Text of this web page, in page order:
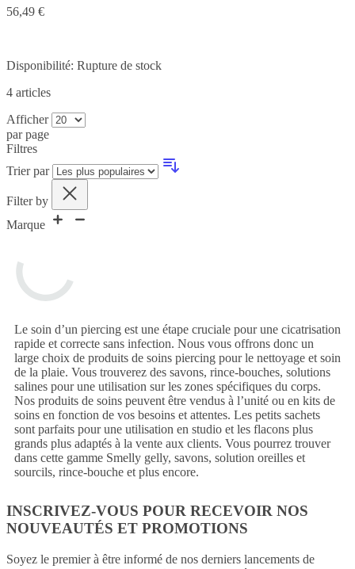
56,49 €
Disponibilité: Rupture de stock
4 articles
Afficher
par page
Filtres
Trier par
Filter by
Marque
Le soin d’un piercing est une étape cruciale pour une cicatrisation
rapide et correcte sans infection. Nous vous offrons donc un
large choix de produits de soins piercing pour le nettoyage et soin
de la plaie. Vous trouverez des savons, rince-bouches, solutions
salines pour une utilisation sur les zones spécifiques du corps.
Nos produits de soins peuvent être vendus à l’unité ou en kits de
soins en fonction de vos besoins et attentes. Les petits sachets
sont parfaits pour une utilisation en studio et les flacons plus
grands plus adaptés à la vente aux clients. Vous pourrez trouver
dans cette gamme Smelly gelly, savons, solution oreilles et
sourcils, rince-bouche et plus encore.
INSCRIVEZ-VOUS POUR RECEVOIR NOS
NOUVEAUTÉS ET PROMOTIONS
Soyez le premier à être informé de nos derniers lancements de